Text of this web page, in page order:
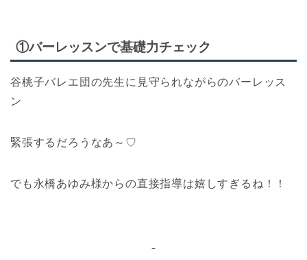
①バーレッスンで基礎力チェック
谷桃子バレエ団の先生に見守られながらのバーレッス
ン
緊張するだろうなあ～♡
でも永橋あゆみ様からの直接指導は嬉しすぎるね！！